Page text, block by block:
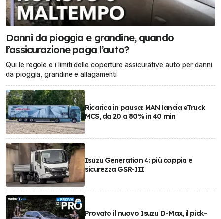
Danni da pioggia e grandine, quando
l’assicurazione paga l’auto?
Qui le regole e i limiti delle coperture assicurative auto per danni
da pioggia, grandine e allagamenti
Ricarica in pausa: MAN lancia eTruck
MCS, da 20 a 80% in 40 min
Isuzu Generation 4: più coppia e
sicurezza GSR-III
Provato il nuovo Isuzu D-Max, il pick-